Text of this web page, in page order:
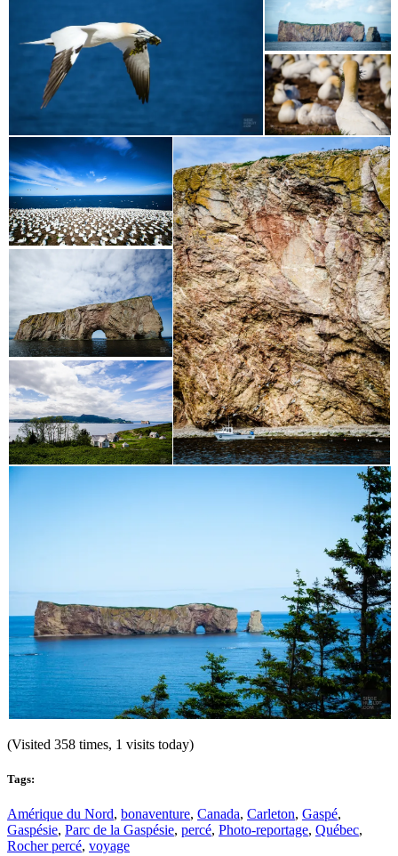
(Visited 358 times, 1 visits today)
Tags:
Amérique du Nord, bonaventure, Canada, Carleton, Gaspé,
Gaspésie, Parc de la Gaspésie, percé, Photo-reportage, Québec,
Rocher percé, voyage